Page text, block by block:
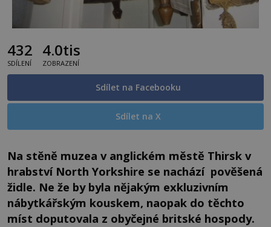
432
SDÍLENÍ
4.0tis
ZOBRAZENÍ
Sdílet na Facebooku
Sdílet na X
Na stěně muzea v anglickém městě Thirsk v
hrabství North Yorkshire se nachází pověšená
židle. Ne že by byla nějakým exkluzivním
nábytkářským kouskem, naopak do těchto
míst doputovala z obyčejné britské hospody.